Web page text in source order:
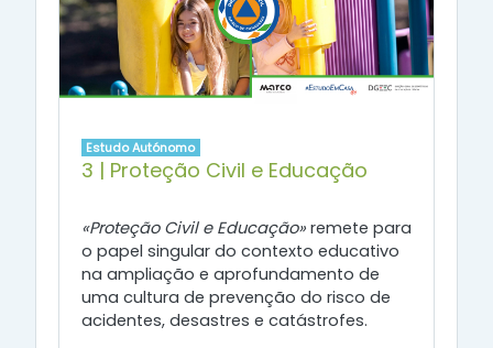
Estudo Autónomo
3 | Proteção Civil e Educação
«Proteção Civil e Educação» remete para
o papel singular do contexto educativo
na ampliação e aprofundamento de
uma cultura de prevenção do risco de
acidentes, desastres e catástrofes.